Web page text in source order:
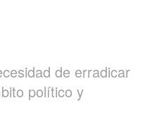
de erradicar
político y